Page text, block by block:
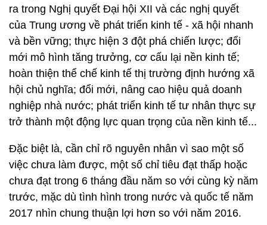
ra trong Nghị quyết Đại hội XII và các nghị quyết
của Trung ương về phát triển kinh tế - xã hội nhanh
và bền vững; thực hiện 3 đột phá chiến lược; đổi
mới mô hình tăng trưởng, cơ cấu lại nền kinh tế;
hoàn thiện thể chế kinh tế thị trường định hướng xã
hội chủ nghĩa; đổi mới, nâng cao hiệu quả doanh
nghiệp nhà nước; phát triển kinh tế tư nhân thực sự
trở thành một động lực quan trọng của nền kinh tế...
Đặc biệt là, cần chỉ rõ nguyên nhân vì sao một số
việc chưa làm được, một số chỉ tiêu đạt thấp hoặc
chưa đạt trong 6 tháng đầu năm so với cùng kỳ năm
trước, mặc dù tình hình trong nước và quốc tế năm
2017 nhìn chung thuận lợi hơn so với năm 2016.